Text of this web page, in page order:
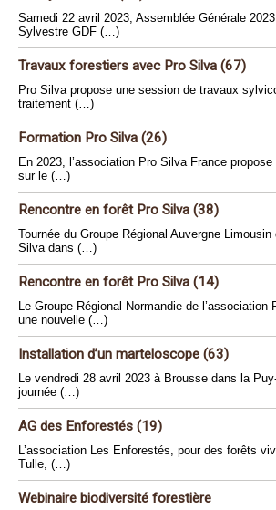
Samedi 22 avril 2023, Assemblée Générale
Sylvestre GDF (…)
Travaux forestiers avec Pro Silva (67)
Pro Silva propose une session de travaux
traitement (…)
Formation Pro Silva (26)
En 2023, l’association Pro Silva France
sur le (…)
Rencontre en forêt Pro Silva (38)
Tournée du Groupe Régional Auvergne Limousin
Silva dans (…)
Rencontre en forêt Pro Silva (14)
Le Groupe Régional Normandie de l’association
une nouvelle (…)
Installation d’un marteloscope (63)
Le vendredi 28 avril 2023 à Brousse dans la
journée (…)
AG des Enforestés (19)
L’association Les Enforestés, pour des forêts
Tulle, (…)
Webinaire biodiversité forestière